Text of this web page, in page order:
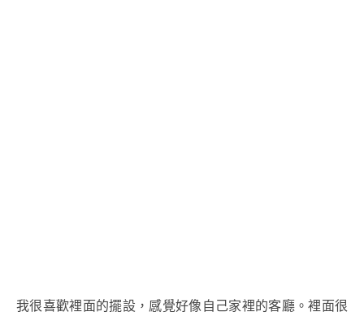
我很喜歡裡面的擺設，感覺好像自己家裡的客廳。裡面很